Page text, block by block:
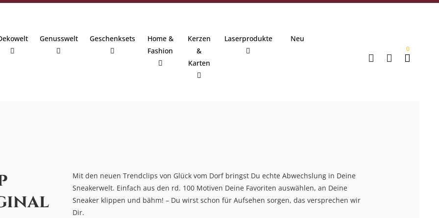
Genusswelt Geschenksets
Home &
Fashion
Kerzen
&
Karten
Laserprodukte Neu
0
Mit den neuen Trendclips von Glück vom Dorf bringst Du echte Abwechslung in Deine
Sneakerwelt. Einfach aus den rd. 100 Motiven Deine Favoriten auswählen, an Deine
Sneaker klippen und bähm! – Du wirst schon für Aufsehen sorgen, das versprechen wir
Dir.
und
Die nächste Konfirmation oder Kommunion darf kommen! Entdecke liebevolle
Geschenkideen, festliche Deko und kleine Aufmerksamkeiten, die diesen Anlass noch
unvergesslicher machen.
So sind die Socken und Shirts von Glück vom Dorf. Freche Sprüche treffen auf
spannende Designs und liebevolle Verpackungen. Guckst Du!
Unsere 3D-gedruckten Lichtertüten eignen sich hervorragend zum Verschenken.
Kombiniert mit einem kleinen LED-Licht - oder gefüllt mit Geschenken - wird sich jedes
Geburtstagskind über diese Aufmerksamkeit freuen.